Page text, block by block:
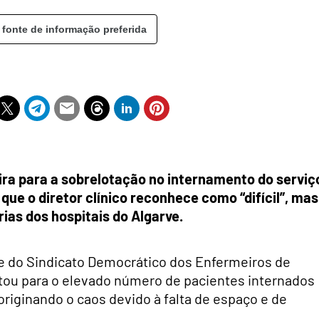
de informação preferida
para a sobrelotação no internamento do
o diretor clínico reconhece como “difícil”, mas
dos hospitais do Algarve.
do Sindicato Democrático dos Enfermeiros de
para o elevado número de pacientes internados
o caos devido à falta de espaço e de